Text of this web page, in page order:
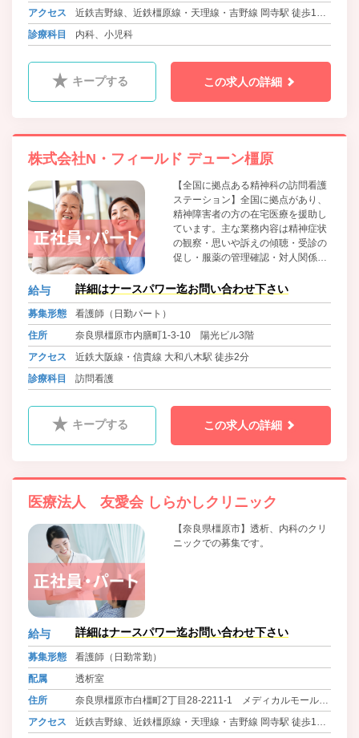
しはら
アクセス
近鉄吉野線、近鉄橿原線・天理線・吉野線 岡寺駅 徒歩10
分
診療科目 内科、小児科
キープする この求人の詳細
株式会社N・フィールド デューン橿原
【全国に拠点ある精神科の訪問看護
ステーション】全国に拠点があり、
精神障害者の方の在宅医療を援助し
ています。主な業務内容は精神症状
の観察・思いや訴えの傾聴・受診の
促し・服薬の管理確認・対人関係日
点を増やしていき、看護師の管理者
の登用も積極的に行なって参りま
給与 詳細はナースパワー迄お問い合わせ下さい
募集形態
看護師（日勤パート）
住所
奈良県橿原市内膳町1-3-10 陽光ビル3階
アクセス
近鉄大阪線・信貴線 大和八木駅 徒歩2分
診療科目
訪問看護
キープする この求人の詳細
医療法人 友愛会 しらかしクリニック
【奈良県橿原市】透析、内科のクリ
ニックでの募集です。
給与 詳細はナースパワー迄お問い合わせ下さい
募集形態
看護師（日勤常勤）
配属
透析室
住所
奈良県橿原市白橿町2丁目28-2211-1 メディカルモールか
しはら
アクセス
近鉄吉野線、近鉄橿原線・天理線・吉野線 岡寺駅 徒歩10